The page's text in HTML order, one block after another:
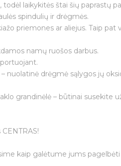
laikykitės štai šių paprastų
spindulių ir drėgmės.
priemones ar aliejus. Taip
namų ruošos darbus.
nuolatinė drėgmė sąlygos jų
grandinėlė – būtinai susekite
kaip galėtume jums